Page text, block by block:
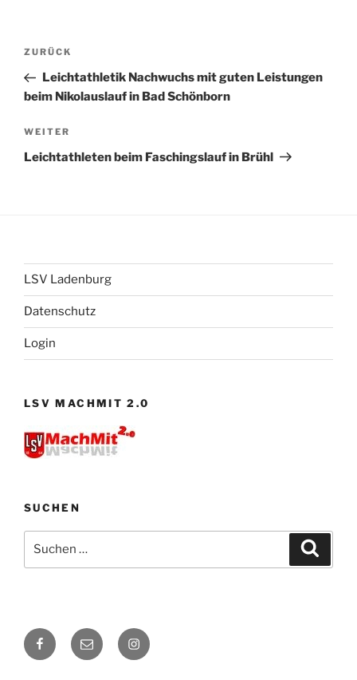
Beitragsnavigation
Vorheriger
Beitrag
ZURÜCK
Leichtathletik Nachwuchs mit guten Leistungen
beim Nikolauslauf in Bad Schönborn
Nächster
Beitrag
WEITER
Leichtathleten beim Faschingslauf in Brühl
LSV Ladenburg
Datenschutz
Login
LSV MACHMIT 2.0
SUCHEN
nach:
Facebook
E-
Mail
Instagram